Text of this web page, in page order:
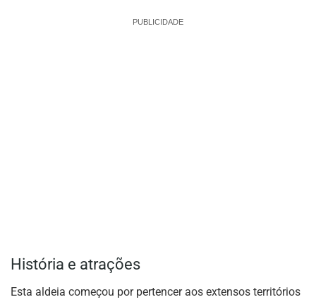
PUBLICIDADE
História e atrações
Esta aldeia começou por pertencer aos extensos territórios